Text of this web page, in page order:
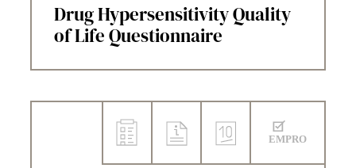
Drug Hypersensitivity Quality
of Life Questionnaire